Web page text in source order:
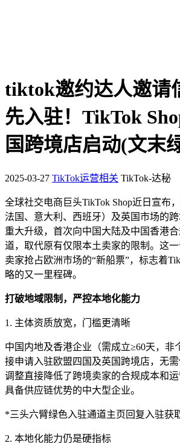
tiktok邀约达人邀请
先入驻！TikTok
国跨境店启动(文末
2025-03-27 TikTok运营相关 TikTok-达秘
全球社交电商巨头TikTok Shop近日宣布
法国、意大利、西班牙）及英国市场的
重大升级，首次向中国大陆及中国香港
道，取代原有仅限本土卖家的限制。这
卖家抢占欧洲市场的“新船票”，标志着
略的又一里程碑。
打破地域限制，严控本地化能力
1. 主体资质放宽，门槛更清晰
中国内地及香港企业（需成立≥60天，非
接申请入驻欧盟四国及英国跨境店，无
调整直接降低了跨境卖家的合规成本和
具备供应链优势的中大型企业。
*三头六臂绿色入驻通道主页回复入驻获
2. 本地化能力仍是硬指标